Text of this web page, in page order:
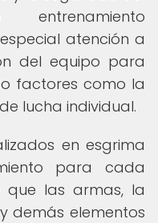
atención a
del equipo para
factores como la
lucha individual.
en esgrima
para cada
que las armas, la
demás elementos